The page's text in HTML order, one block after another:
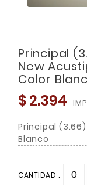
Principal
New
Color
$ 2.394
Principal
Blanco
CANTIDAD :